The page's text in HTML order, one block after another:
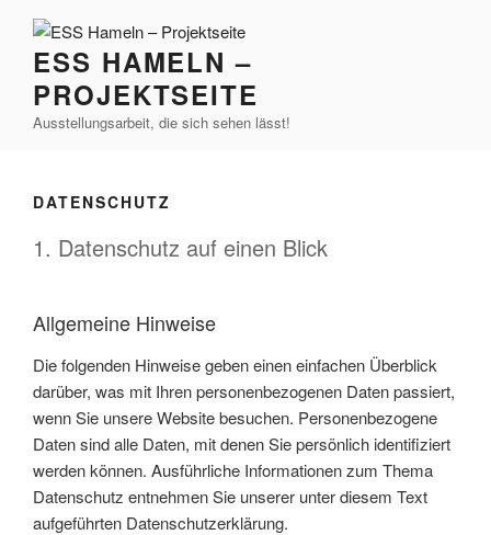
Inhalt
springenESS HAMELN –
PROJEKTSEITE
Ausstellungsarbeit, die sich sehen lässt!
DATENSCHUTZ
1. Datenschutz auf einen Blick
Allgemeine Hinweise
Die folgenden Hinweise geben einen einfachen Überblick
darüber, was mit Ihren personenbezogenen Daten passiert,
wenn Sie unsere Website besuchen. Personenbezogene
Daten sind alle Daten, mit denen Sie persönlich identifiziert
werden können. Ausführliche Informationen zum Thema
Datenschutz entnehmen Sie unserer unter diesem Text
aufgeführten Datenschutzerklärung.